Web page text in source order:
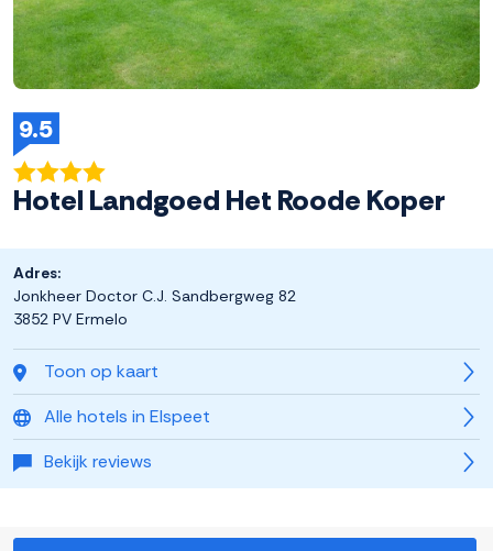
9.5
Hotel Landgoed Het Roode Koper
Toon op kaart
Alle hotels in Elspeet
Bekijk reviews
Adres:
Jonkheer Doctor C.J. Sandbergweg 82
3852 PV Ermelo